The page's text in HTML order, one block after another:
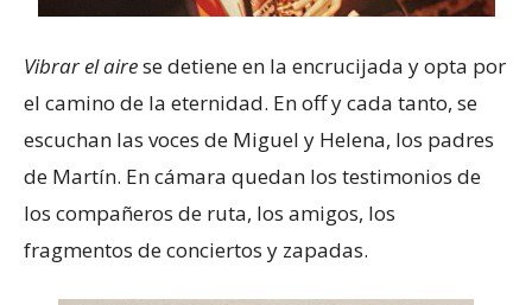
Vibrar el airese detiene en la encrucijada y opta por
el camino de la eternidad. En off y cada tanto, se
escuchan las voces de Miguel y Helena, los padres
de Martín. En cámara quedan los testimonios de
los compañeros de ruta, los amigos, los
fragmentos de conciertos y zapadas.